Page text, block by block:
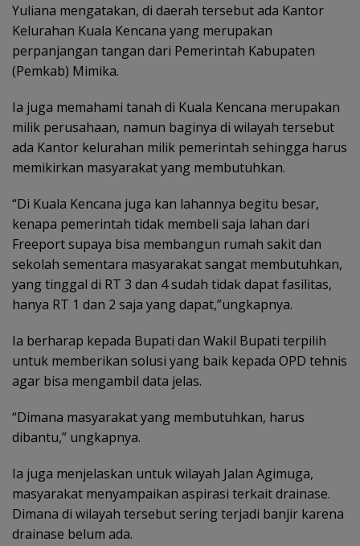
Yuliana mengatakan, di daerah tersebut ada Kantor
Kelurahan Kuala Kencana yang merupakan
perpanjangan tangan dari Pemerintah Kabupaten
(Pemkab) Mimika.
Ia juga memahami tanah di Kuala Kencana merupakan
milik perusahaan, namun baginya di wilayah tersebut
ada Kantor kelurahan milik pemerintah sehingga harus
memikirkan masyarakat yang membutuhkan.
“Di Kuala Kencana juga kan lahannya begitu besar,
kenapa pemerintah tidak membeli saja lahan dari
Freeport supaya bisa membangun rumah sakit dan
sekolah sementara masyarakat sangat membutuhkan,
yang tinggal di RT 3 dan 4 sudah tidak dapat fasilitas,
hanya RT 1 dan 2 saja yang dapat,”ungkapnya.
Ia berharap kepada Bupati dan Wakil Bupati terpilih
untuk memberikan solusi yang baik kepada OPD tehnis
agar bisa mengambil data jelas.
“Dimana masyarakat yang membutuhkan, harus
dibantu,” ungkapnya.
Ia juga menjelaskan untuk wilayah Jalan Agimuga,
masyarakat menyampaikan aspirasi terkait drainase.
Dimana di wilayah tersebut sering terjadi banjir karena
drainase belum ada.